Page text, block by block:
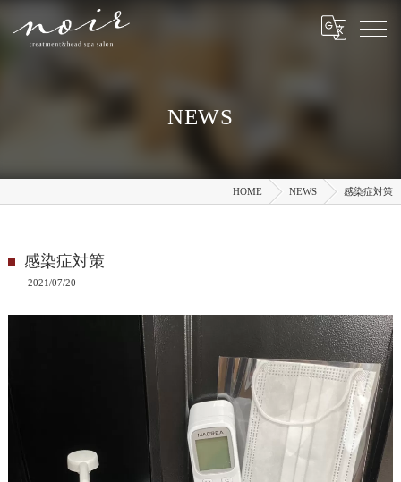
NEWS
HOME NEWS 感染症対策
感染症対策
2021/07/20